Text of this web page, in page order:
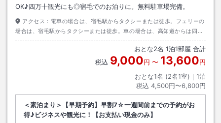
OK♪四万十観光にも◎宿毛でのお泊りに。無料駐車場完備。
アクセス： 電車の場合は、宿毛駅からタクシーまたは徒歩。フェリーの
場合は、宿毛駅からタクシーまたは徒歩。車の場合は、高知道からは四万
十町中央より約１時間３０分。松山道からは津島ＩＣより約１時間１５
おとな2名 1泊1部屋 合計
税込 9,000円 〜 13,600円
おとな1名 (2名1室)｜ 1泊
税込 4,500円〜6,800円
＜素泊まり＞【早期予約】早割7☆一週間前までの予約がお
得♪ビジネスや観光に！【お支払い現金のみ】